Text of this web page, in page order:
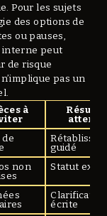
Pour les sujets
des options de
ou pauses,
interne peut
de risque
pas un
à
guidé
non Statut
écrite